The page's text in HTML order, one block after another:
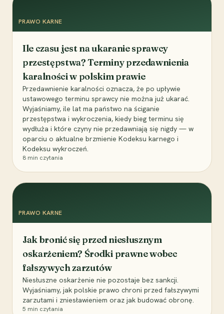
PRAWO KARNE
Ile czasu jest na ukaranie sprawcy
przestępstwa? Terminy przedawnienia
karalności w polskim prawie
Przedawnienie karalności oznacza, że po upływie
ustawowego terminu sprawcy nie można już ukarać.
Wyjaśniamy, ile lat ma państwo na ściganie
przestępstwa i wykroczenia, kiedy bieg terminu się
wydłuża i które czyny nie przedawniają się nigdy — w
oparciu o aktualne brzmienie Kodeksu karnego i
Kodeksu wykroczeń.
8 min czytania
PRAWO KARNE
Jak bronić się przed niesłusznym
oskarżeniem? Środki prawne wobec
fałszywych zarzutów
Niesłuszne oskarżenie nie pozostaje bez sankcji.
Wyjaśniamy, jak polskie prawo chroni przed fałszywymi
zarzutami i zniesławieniem oraz jak budować obronę.
5 min czytania